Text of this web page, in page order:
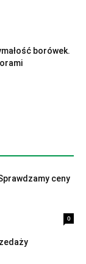
borówek.
ceny
0